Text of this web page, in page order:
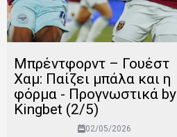
Μπρέντφορντ – Γουέστ
Χαμ: Παίζει μπάλα και η
φόρμα - Προγνωστικά by
Kingbet (2/5)
02/05/2026